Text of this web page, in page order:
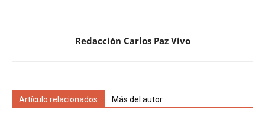
Redacción Carlos Paz Vivo
Artículo relacionados Más del autor